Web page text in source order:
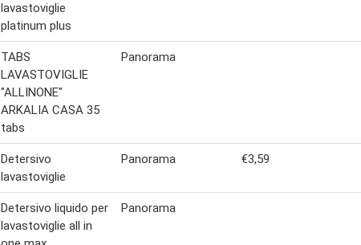
lavastoviglie
platinum plus
TABS
LAVASTOVIGLIE
"ALLINONE"
ARKALIA CASA 35
tabs
Panorama
Detersivo
lavastoviglie
Panorama €3,59
Detersivo liquido per
lavastoviglie all in
Panorama